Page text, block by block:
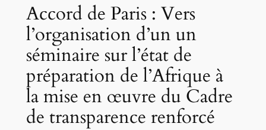
Accord de Paris : Vers
l’organisation d’un un
séminaire sur l’état de
préparation de l’Afrique à
la mise en œuvre du Cadre
de transparence renforcé